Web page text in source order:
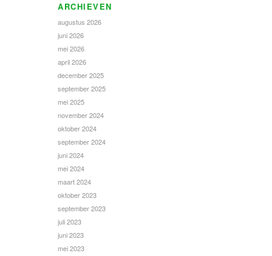
ARCHIEVEN
augustus 2026
juni 2026
mei 2026
april 2026
december 2025
september 2025
mei 2025
november 2024
oktober 2024
september 2024
juni 2024
mei 2024
maart 2024
oktober 2023
september 2023
juli 2023
juni 2023
mei 2023